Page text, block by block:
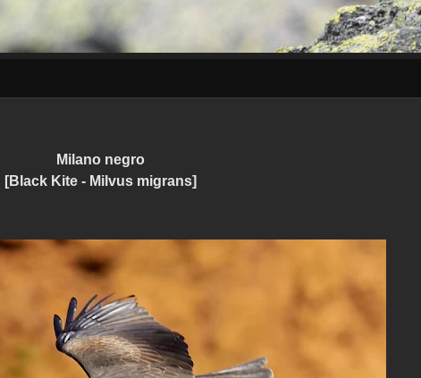
Milano negro
[Black Kite - Milvus migrans]